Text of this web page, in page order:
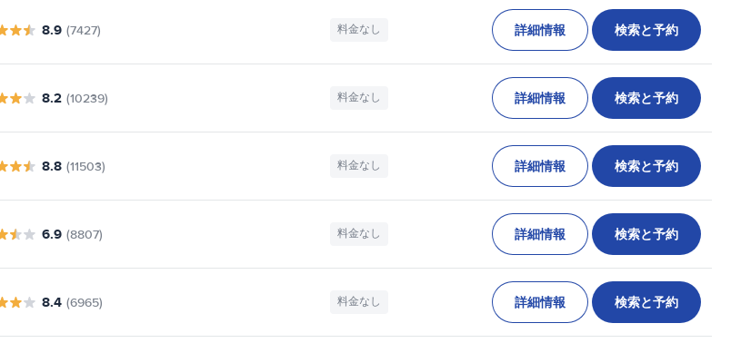
8.9 (7427) 料金なし 詳細情報 検索と予約
8.2 (10239) 料金なし 詳細情報 検索と予約
8.8 (11503) 料金なし 詳細情報 検索と予約
6.9 (8807) 料金なし 詳細情報 検索と予約
8.4 (6965) 料金なし 詳細情報 検索と予約